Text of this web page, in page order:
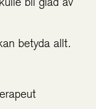
betyda allt.